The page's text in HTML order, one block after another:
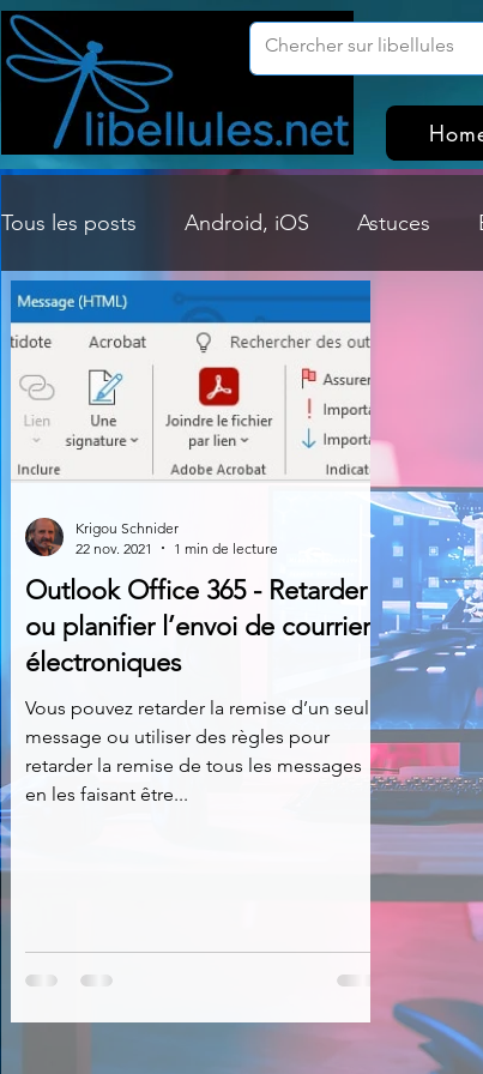
Tous les posts Android, iOS Astuces
Customisation Windows Divers
Gestion Système Graphisme
Linux
Multimedia Navigateurs News
Photographie Réseaux Réseaux
Video Logiciels les plus recherchés
Outlook Office 365 - Retarder
ou planifier l’envoi de courriers
électroniques
Vous pouvez retarder la remise d’un seul
message ou utiliser des règles pour
retarder la remise de tous les messages
en les faisant être...
Krigou Schnider
22 nov. 2021
1 min de lecture